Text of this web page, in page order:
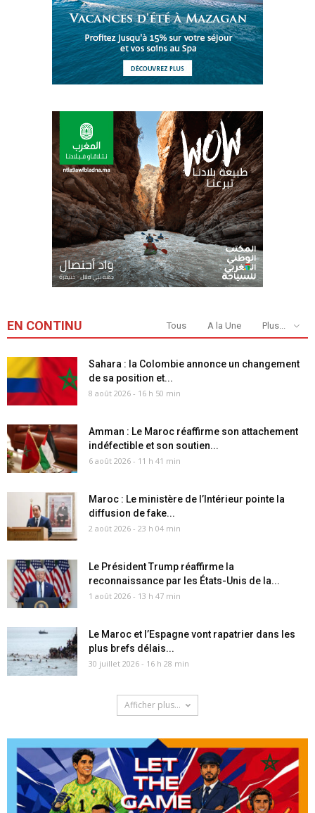
EN CONTINU Tous A la Une Plus...
Sahara : la Colombie annonce un changement
de sa position et...
8 août 2026 - 16 h 50 min
Amman : Le Maroc réaffirme son attachement
indéfectible et son soutien...
6 août 2026 - 11 h 41 min
Maroc : Le ministère de l’Intérieur pointe la
diffusion de fake...
2 août 2026 - 23 h 04 min
Le Président Trump réaffirme la
reconnaissance par les États-Unis de la...
1 août 2026 - 13 h 47 min
Le Maroc et l’Espagne vont rapatrier dans les
plus brefs délais...
30 juillet 2026 - 16 h 28 min
Afficher plus...